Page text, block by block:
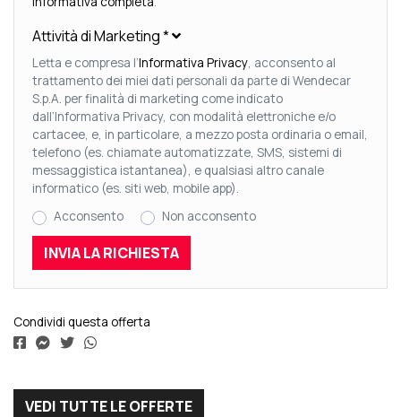
Attività di Marketing*
Letta e compresa l’Informativa Privacy , acconsento al
trattamento dei miei dati personali da parte di Wendecar
S.p.A. per finalità di marketing come indicato
dall’Informativa Privacy, con modalità elettroniche e/o
cartacee, e, in particolare, a mezzo posta ordinaria o email,
telefono (es. chiamate automatizzate, SMS, sistemi di
messaggistica istantanea), e qualsiasi altro canale
informatico (es. siti web, mobile app).
Acconsento
Non acconsento
Condividi questa offerta
VEDI TUTTE LE OFFERTE